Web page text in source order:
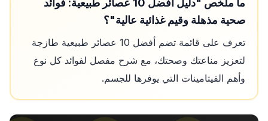
ما ملخص "دليل أفضل 10 عصائر طبيعية: فوائد
صحية مذهلة وقيم غذائية عالية"؟
تعرف على قائمة تضم أفضل 10 عصائر طبيعية طازجة
لتعزيز مناعتك وصحتك، مع شرح مفصل لفوائد كل نوع
وأهم الفيتامينات التي يوفرها للجسم.